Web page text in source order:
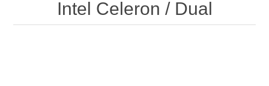
Intel Celeron / Dual